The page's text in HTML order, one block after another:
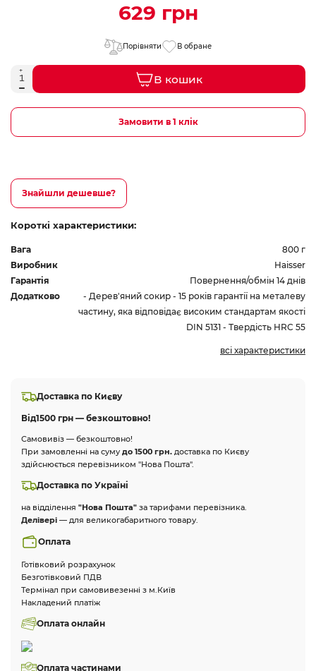
629 грн
Порівняти В обране
В кошик
Замовити в 1 клік
Знайшли дешевше?
Короткі характеристики:
Вага
800 г
Виробник
Haisser
Гарантія
Повернення/обмін 14 днів
Додатково
- Дерев'яний сокир - 15 років гарантії на металеву
частину, яка відповідає високим стандартам якості
DIN 5131 - Твердість HRC 55
всі характеристики
Доставка по Києву
Від1500 грн — безкоштовно!
Самовивіз — безкоштовно!
При замовленні на суму до 1500 грн. доставка по Києву
здійснюється перевізником "Нова Пошта".
Доставка по Україні
на відділення "Нова Пошта" за тарифами перевізника.
Делівері — для великогабаритного товару.
Оплата
Готівковий розрахунок
Безготівковий ПДВ
Термінал при самовивезенні з м.Київ
Накладений платіж
Оплата онлайн
Оплата частинами